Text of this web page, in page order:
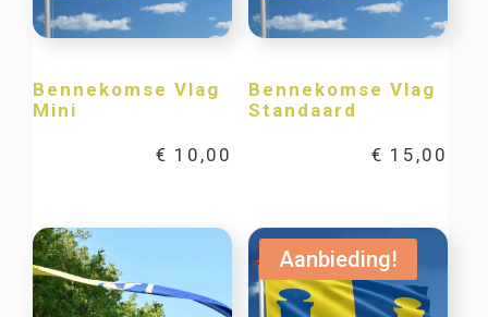
Bennekomse Vlag
Mini
€ 10,00
Bennekomse Vlag
Standaard
€ 15,00
Aanbieding!